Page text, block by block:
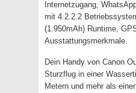
Internetzugang,
mit 4.2.2.2
(1.950mAh) Runtime,
Ausstattungsmerkmale.
Dein Handy von Canon
Sturzflug in einer
Metern und mehr als